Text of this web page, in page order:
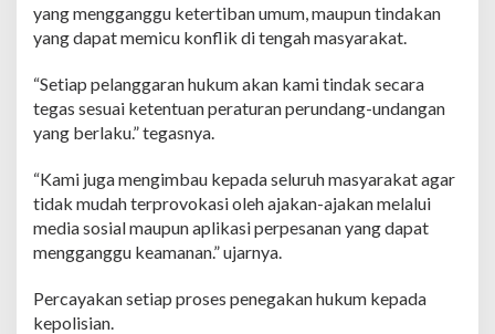
yang mengganggu ketertiban umum, maupun tindakan
yang dapat memicu konflik di tengah masyarakat.
“Setiap pelanggaran hukum akan kami tindak secara
tegas sesuai ketentuan peraturan perundang-undangan
yang berlaku.” tegasnya.
“Kami juga mengimbau kepada seluruh masyarakat agar
tidak mudah terprovokasi oleh ajakan-ajakan melalui
media sosial maupun aplikasi perpesanan yang dapat
mengganggu keamanan.” ujarnya.
Percayakan setiap proses penegakan hukum kepada
kepolisian.